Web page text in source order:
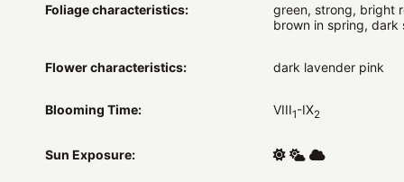
Foliage characteristics:
green, strong, bright
brown in spring, dark
Flower characteristics: dark lavender pink
Blooming Time: VIII1-IX2
Sun Exposure: